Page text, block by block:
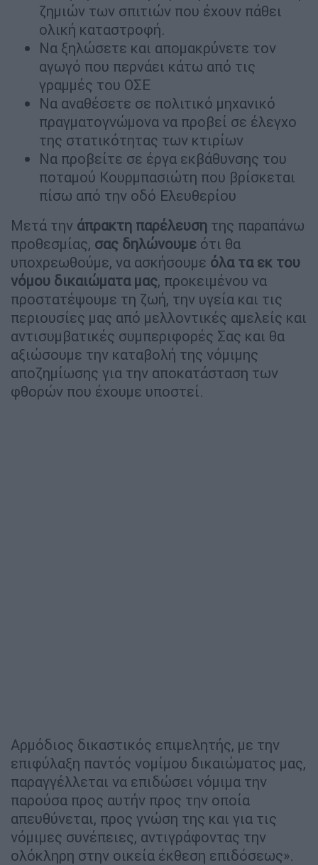
ζημιών των σπιτιών που έχουν πάθει
ολική καταστροφή.
Να ξηλώσετε και απομακρύνετε τον
αγωγό που περνάει κάτω από τις
γραμμές του ΟΣΕ
Να αναθέσετε σε πολιτικό μηχανικό
πραγματογνώμονα να προβεί σε έλεγχο
της στατικότητας των κτιρίων
Να προβείτε σε έργα εκβάθυνσης του
ποταμού Κουρμπασιώτη που βρίσκεται
πίσω από την οδό Ελευθερίου
Μετά την άπρακτη παρέλευση της παραπάνω
προθεσμίας, σας δηλώνουμε ότι θα
υποχρεωθούμε, να ασκήσουμε όλα τα εκ του
νόμου δικαιώματα μας, προκειμένου να
προστατέψουμε τη ζωή, την υγεία και τις
περιουσίες μας από μελλοντικές αμελείς και
αντισυμβατικές συμπεριφορές Σας και θα
αξιώσουμε την καταβολή της νόμιμης
αποζημίωσης για την αποκατάσταση των
φθορών που έχουμε υποστεί.
Αρμόδιος δικαστικός επιμελητής, με την
επιφύλαξη παντός νομίμου δικαιώματος μας,
παραγγέλλεται να επιδώσει νόμιμα την
παρούσα προς αυτήν προς την οποία
απευθύνεται, προς γνώση της και για τις
νόμιμες συνέπειες, αντιγράφοντας την
ολόκληρη στην οικεία έκθεση επιδόσεως».